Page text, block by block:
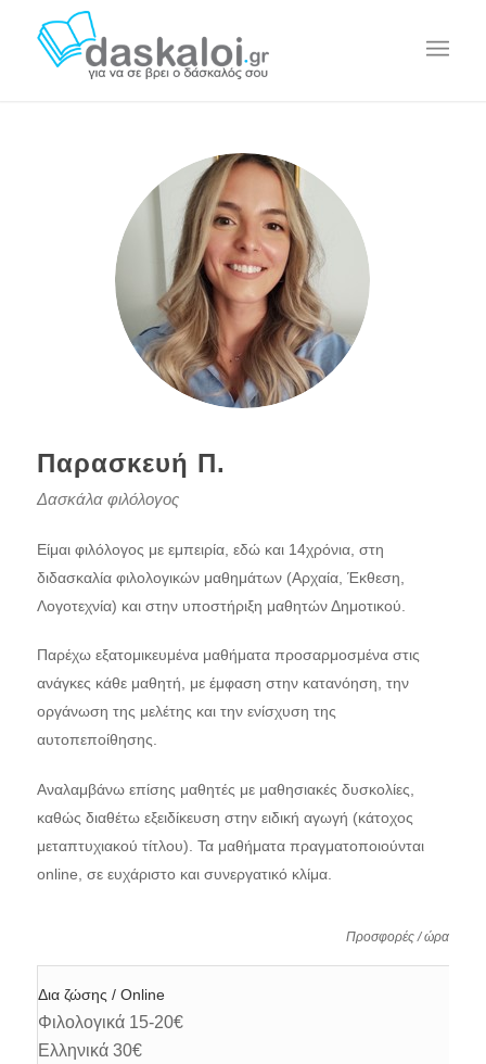
Παρασκευή Π.
Δασκάλα φιλόλογος
Είμαι φιλόλογος με εμπειρία, εδώ και 14χρόνια, στη
διδασκαλία φιλολογικών μαθημάτων (Αρχαία, Έκθεση,
Λογοτεχνία) και στην υποστήριξη μαθητών Δημοτικού.
Παρέχω εξατομικευμένα μαθήματα προσαρμοσμένα στις
ανάγκες κάθε μαθητή, με έμφαση στην κατανόηση, την
οργάνωση της μελέτης και την ενίσχυση της
αυτοπεποίθησης.
Αναλαμβάνω επίσης μαθητές με μαθησιακές δυσκολίες,
καθώς διαθέτω εξειδίκευση στην ειδική αγωγή (κάτοχος
μεταπτυχιακού τίτλου). Τα μαθήματα πραγματοποιούνται
online, σε ευχάριστο και συνεργατικό κλίμα.
Προσφορές / ώρα
Δια ζώσης / Online
Φιλολογικά 15-20€
Ελληνικά 30€